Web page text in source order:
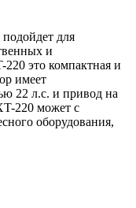
для
и
это компактная и
имеет
22 л.с. и привод на
220 может с
оборудования,